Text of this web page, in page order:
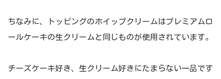
ちなみに、トッピングのホイップクリームはプレミアムロ
ールケーキの生クリームと同じものが使用されています。
チーズケーキ好き、生クリーム好きにたまらない一品です